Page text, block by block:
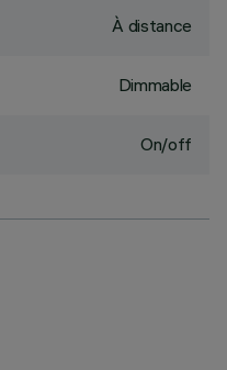
À distance
Dimmable
On/off